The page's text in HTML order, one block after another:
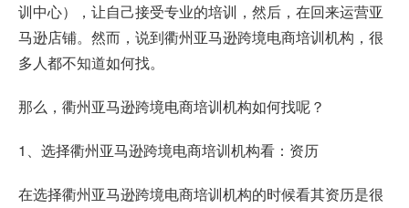
训中心），让自己接受专业的培训，然后，在回来运营亚
马逊店铺。然而，说到衢州亚马逊跨境电商培训机构，很
多人都不知道如何找。
那么，衢州亚马逊跨境电商培训机构如何找呢？
1、选择衢州亚马逊跨境电商培训机构看：资历
在选择衢州亚马逊跨境电商培训机构的时候看其资历是很